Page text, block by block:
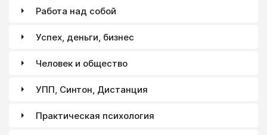
Работа над собой
Успех, деньги, бизнес
Человек и общество
УПП, Синтон, Дистанция
Практическая психология